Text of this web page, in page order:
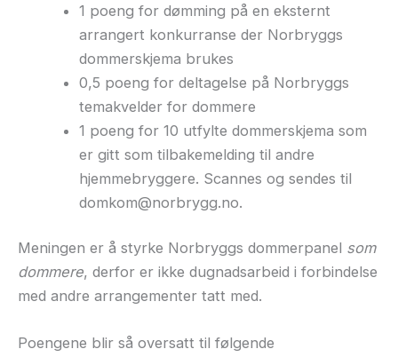
1 poeng for dømming på en eksternt
arrangert konkurranse der Norbryggs
dommerskjema brukes
0,5 poeng for deltagelse på Norbryggs
temakvelder for dommere
1 poeng for 10 utfylte dommerskjema som
er gitt som tilbakemelding til andre
hjemmebryggere. Scannes og sendes til
domkom@norbrygg.no.
Meningen er å styrke Norbryggs dommerpanel som
dommere, derfor er ikke dugnadsarbeid i forbindelse
med andre arrangementer tatt med.
Poengene blir så oversatt til følgende